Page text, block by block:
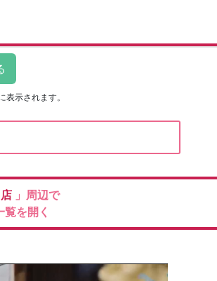
表示されます。
」周辺で
を開く